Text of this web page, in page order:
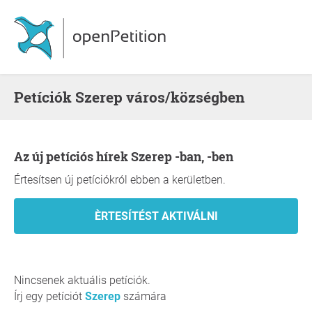
Petíciók Szerep város/községben
Az új petíciós hírek Szerep -ban, -ben
Értesítsen új petíciókról ebben a kerületben.
Nincsenek aktuális petíciók.
Írj egy petíciót Szerep számára